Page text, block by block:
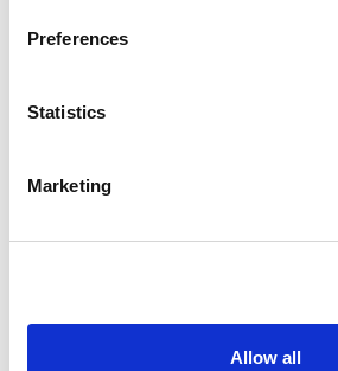
Preferences
Statistics
Marketing
Allow all